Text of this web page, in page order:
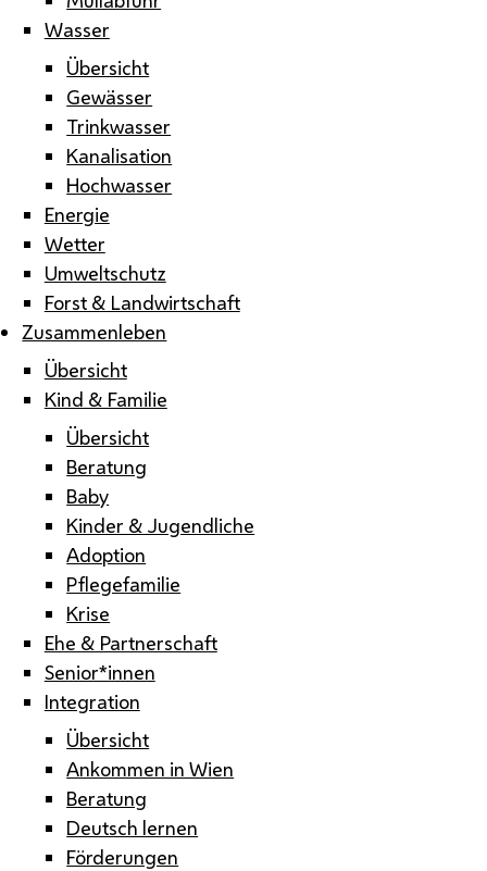
Wasser
Übersicht
Gewässer
Trinkwasser
Kanalisation
Hochwasser
Energie
Wetter
Umweltschutz
Forst & Landwirtschaft
Zusammenleben
Übersicht
Kind & Familie
Übersicht
Beratung
Baby
Kinder & Jugendliche
Adoption
Pflegefamilie
Krise
Ehe & Partnerschaft
Senior*innen
Integration
Übersicht
Ankommen in Wien
Beratung
Deutsch lernen
Förderungen